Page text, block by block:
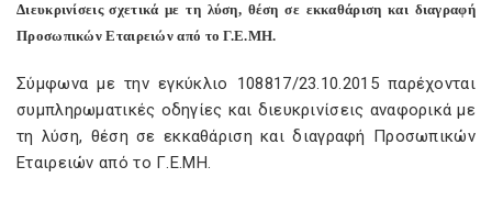
Διευκρινίσεις σχετικά με τη λύση, θέση σε εκκαθάριση και διαγραφή
Προσωπικών Εταιρειών από το Γ.Ε.ΜΗ.
Σύμφωνα με την εγκύκλιο 108817/23.10.2015 παρέχονται
συμπληρωματικές οδηγίες και διευκρινίσεις αναφορικά με
τη λύση, θέση σε εκκαθάριση και διαγραφή Προσωπικών
Εταιρειών από το Γ.Ε.ΜΗ.